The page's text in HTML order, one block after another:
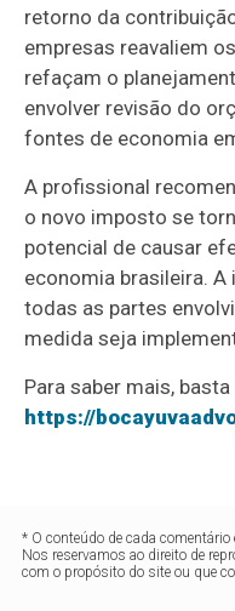
retorno da
empresas reavaliem
refaçam o
envolver revisão do
fontes de economia
A profissional
o novo imposto se
potencial de causar
economia brasileira.
todas as partes
medida seja
Para saber mais,
https://
* O conteúdo de cada
Nos reservamos ao direito de
com o propósito do site ou que